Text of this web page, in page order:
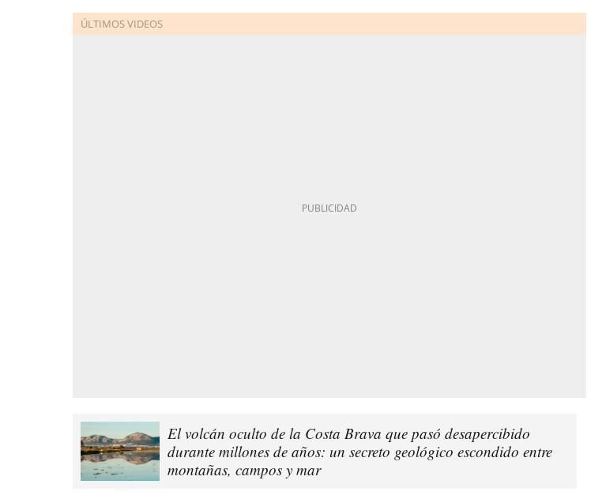
El volcán oculto de la Costa Brava que pasó desapercibido
durante millones de años: un secreto geológico escondido entre
montañas, campos y mar